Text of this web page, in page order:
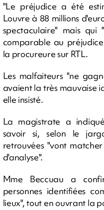
"Le préjudice a été
Louvre à 88 millions
spectaculaire" mais
comparable au
la procureure sur RTL.
Les malfaiteurs "ne
avaient la très mauvaise
elle insisté.
La magistrate a
savoir si, selon le
retrouvées "vont
d'analyse".
Mme Beccuau a
personnes identifiées
lieux", tout en ouvrant la